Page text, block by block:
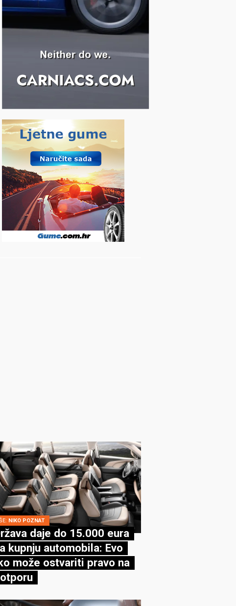
NIKO POZNAT
daje do 15.000 eura
kupnju automobila: Evo
može ostvariti pravo na